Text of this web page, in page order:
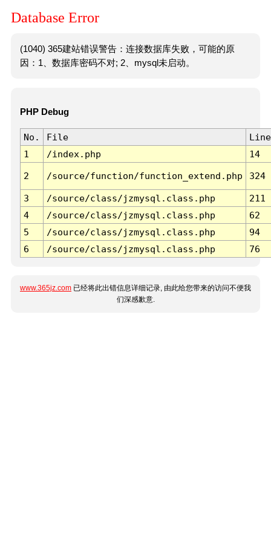
Database Error
(1040) 365建站错误警告：连接数据库失败，可能的原
因：1、数据库密码不对; 2、mysql未启动。
PHP Debug
No. File
Line
1
/index.php 14
2 /source/function/function_extend.php 324
3 /source/class/jzmysql.class.php
211
4
/source/class/jzmysql.class.php
62
5
/source/class/jzmysql.class.php
94
6
/source/class/jzmysql.class.php 76
www.365jz.com 已经将此出错信息详细记录, 由此给您带来的访问不便我
们深感歉意.